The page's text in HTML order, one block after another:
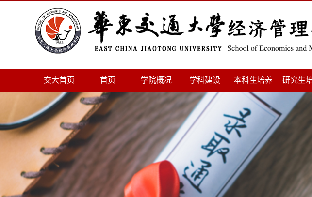
交大首页 首页 学院概况 学科建设 本科生培养 研究生